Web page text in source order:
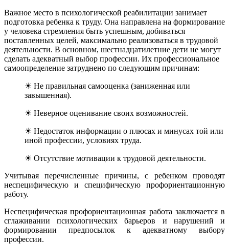
Важное место в психологической реабилитации занимает
подготовка ребенка к труду. Она направлена на формирование
у человека стремления быть успешным, добиваться
поставленных целей, максимально реализоваться в трудовой
деятельности. В основном, шестнадцатилетние дети не могут
сделать адекватный выбор профессии. Их профессиональное
самоопределение затруднено по следующим причинам:
☀ Не правильная самооценка (заниженная или
завышенная).
☀ Неверное оценивание своих возможностей.
☀ Недостаток информации о плюсах и минусах той или
иной профессии, условиях труда.
☀ Отсутствие мотивации к трудовой деятельности.
Учитывая перечисленные причины, с ребенком проводят
неспецифическую и специфическую профориентационную
работу.
Неспецифическая профориентационная работа заключается в
сглаживании психологических барьеров и нарушений и
формировании предпосылок к адекватному выбору
профессии.